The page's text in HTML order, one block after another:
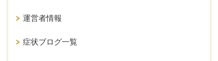
運営者情報
症状ブログ一覧